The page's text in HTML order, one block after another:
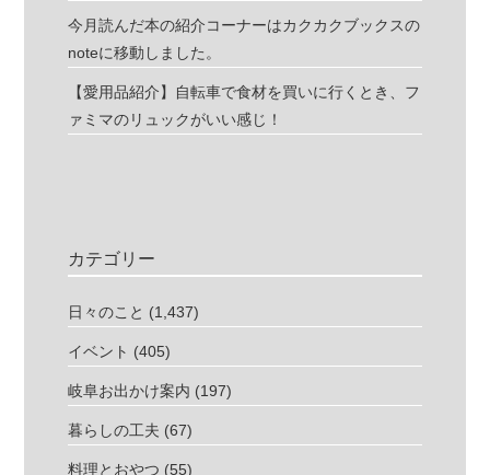
今月読んだ本の紹介コーナーはカクカクブックスの
noteに移動しました。
【愛用品紹介】自転車で食材を買いに行くとき、フ
ァミマのリュックがいい感じ！
カテゴリー
日々のこと (1,437)
イベント (405)
岐阜お出かけ案内 (197)
暮らしの工夫 (67)
料理とおやつ (55)